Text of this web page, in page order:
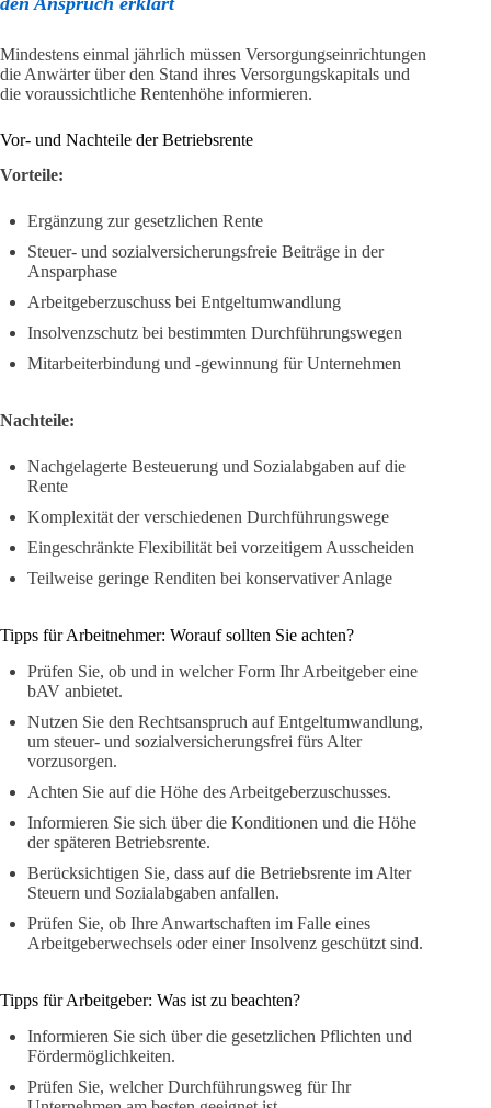
Mindestens einmal jährlich müssen Versorgungseinrichtungen
die Anwärter über den Stand ihres Versorgungskapitals und
die voraussichtliche Rentenhöhe informieren.
Vor- und Nachteile der Betriebsrente
Vorteile:
Ergänzung zur gesetzlichen Rente
Steuer- und sozialversicherungsfreie Beiträge in der
Ansparphase
Arbeitgeberzuschuss bei Entgeltumwandlung
Insolvenzschutz bei bestimmten Durchführungswegen
Mitarbeiterbindung und -gewinnung für Unternehmen
Nachteile:
Nachgelagerte Besteuerung und Sozialabgaben auf die
Rente
Komplexität der verschiedenen Durchführungswege
Eingeschränkte Flexibilität bei vorzeitigem Ausscheiden
Teilweise geringe Renditen bei konservativer Anlage
Tipps für Arbeitnehmer: Worauf sollten Sie achten?
Prüfen Sie, ob und in welcher Form Ihr Arbeitgeber eine
bAV anbietet.
Nutzen Sie den Rechtsanspruch auf Entgeltumwandlung,
um steuer- und sozialversicherungsfrei fürs Alter
vorzusorgen.
Achten Sie auf die Höhe des Arbeitgeberzuschusses.
Informieren Sie sich über die Konditionen und die Höhe
der späteren Betriebsrente.
Berücksichtigen Sie, dass auf die Betriebsrente im Alter
Steuern und Sozialabgaben anfallen.
Prüfen Sie, ob Ihre Anwartschaften im Falle eines
Arbeitgeberwechsels oder einer Insolvenz geschützt sind.
Tipps für Arbeitgeber: Was ist zu beachten?
Informieren Sie sich über die gesetzlichen Pflichten und
Fördermöglichkeiten.
Prüfen Sie, welcher Durchführungsweg für Ihr